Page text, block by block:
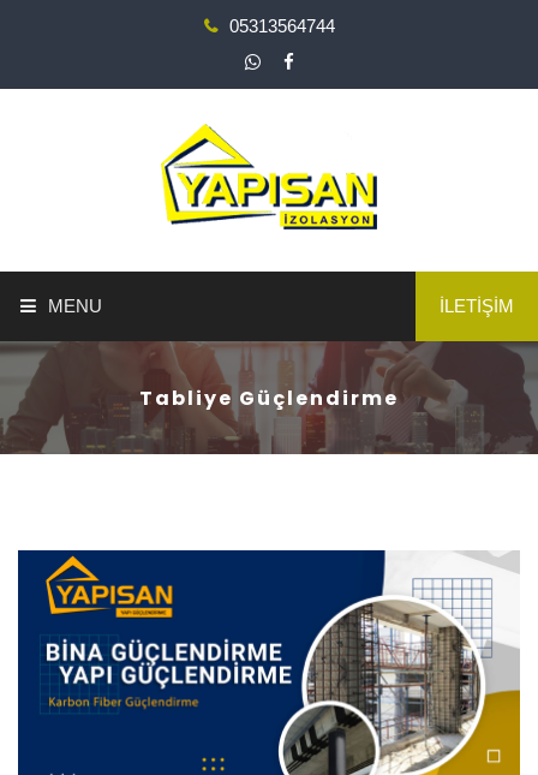
05313564744
MENU
ANA SAYFA
HİZMETLER
BÖLGELER
İLETİŞİM
Tabliye Güçlendirme